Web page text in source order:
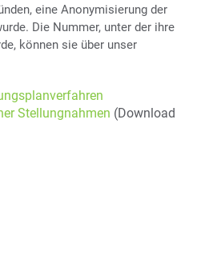
eine Anonymisierung der
Die Nummer, unter der ihre
können sie über unser
Stellungnahmen (Download